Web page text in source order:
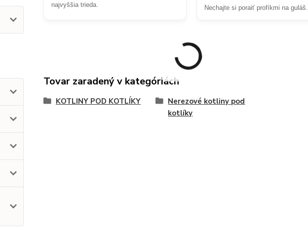
najvyššia trieda.
Nechajte si poraiť profíkmi na guláš.
Tovar zaradený v kategóriách
KOTLINY POD KOTLÍKY
Nerezové kotliny pod
kotlíky